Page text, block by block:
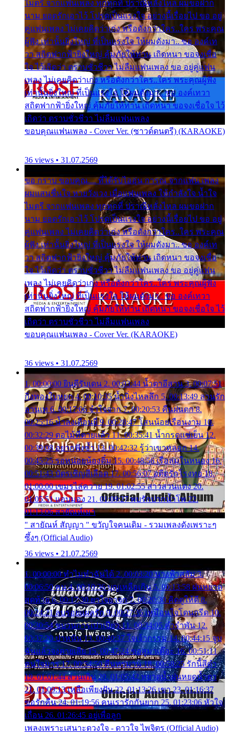
ไมตรี จากแฟนเพลง ทุกทุกที่ ปราณีหลั่งไหล ผมขอฝาก
นาม ยอดรักเอาไว้ โปรดเป็นแรงใจ อย่างนี้เรื่อยไป ขอ อยู่
คู่แฟนเพลง ไม่เคยคิดว่าเก่ง หรือดังกว่าใคร..ใคร พระคุณ
ผู้ฟัง เท่านั้นยิ่งใหญ่ ที่เป็นแรงใจ ให้ผมดังมา.. ขอ องค์เท
วา สถิตฟากฟ้ายิ่งใหญ่ คุ้มภัยให้ท่าน เถิดหนา ขอจงเชื่อ
ใจ ไว้เถิดว่า ตราบชั่วชีวา ไม่ลืมแฟนเพลง ขอ อยู่คู่แฟน
เพลง ไม่เคยคิดว่าเก่ง หรือดังกว่าใคร..ใคร พระคุณผู้ฟัง
เท่านั้นยิ่งใหญ่ ที่เป็นแรงใจ ให้ผมดังมา.. ขอ องค์เทวา
สถิตฟากฟ้ายิ่งใหญ่ คุ้มภัยให้ท่าน เถิดหนา ขอจงเชื่อใจ ไว้
เถิดว่า ตราบชั่วชีวา ไม่ลืมแฟนเพลง
ขอบคุณแฟนเพลง - Cover Ver. (ซาวด์ดนตรี) (KARAOKE)
36 views • 31.07.2569
ขอ กราบ ขอบคุณ.... ที่ได้รับไออุ่น การุณ จากแฟน เพลง
ผมแสนชื่นใจ หายวังเวง เมื่อแฟนเพลง ให้กำลังใจ น้ำใจ
ไมตรี จากแฟนเพลง ทุกทุกที่ ปราณีหลั่งไหล ผมขอฝาก
นาม ยอดรักเอาไว้ โปรดเป็นแรงใจ อย่างนี้เรื่อยไป ขอ อยู่
คู่แฟนเพลง ไม่เคยคิดว่าเก่ง หรือดังกว่าใคร..ใคร พระคุณ
ผู้ฟัง เท่านั้นยิ่งใหญ่ ที่เป็นแรงใจ ให้ผมดังมา.. ขอ องค์เท
วา สถิตฟากฟ้ายิ่งใหญ่ คุ้มภัยให้ท่าน เถิดหนา ขอจงเชื่อ
ใจ ไว้เถิดว่า ตราบชั่วชีวา ไม่ลืมแฟนเพลง ขอ อยู่คู่แฟน
เพลง ไม่เคยคิดว่าเก่ง หรือดังกว่าใคร..ใคร พระคุณผู้ฟัง
เท่านั้นยิ่งใหญ่ ที่เป็นแรงใจ ให้ผมดังมา.. ขอ องค์เทวา
สถิตฟากฟ้ายิ่งใหญ่ คุ้มภัยให้ท่าน เถิดหนา ขอจงเชื่อใจ ไว้
เถิดว่า ตราบชั่วชีวา ไม่ลืมแฟนเพลง
ขอบคุณแฟนเพลง - Cover Ver. (KARAOKE)
36 views • 31.07.2569
1. 00:00:00 ยินดีรับเดน 2. 00:03:44 น้ำตาอีสาน 3. 00:07:51
กิ่งทองใบหยก 4. 00:10:35 น้ำนิ่งไหลลึก 5. 00:13:49 ลานรัก
ลานเท 6. 00:17:06 จำใจจาก 7. 00:20:53 คืนฝนตก 8.
00:25:16 น้ำลงเดือนยี่ 9. 00:28:47 โสนน้อยเรือนงาม 10.
00:32:29 ตอไม้ที่ตายแล้ว 11. 00:35:41 น้ำกรดแช่เย็น 12.
00:39:08 อยากฟังซ้ำ 13. 00:42:32 รู้ว่าเขาหลอก 14.
00:45:25 รอหน่อยน้องติ๋ม 15. 00:48:56 เรือล่มในหนอง 16.
00:51:43 บัตรเชิญสีเลือด 17. 00:56:07 อดีตรักโรงทอ 18.
01:00:00 เขมรไล่ควาย 19. 01:02:55 สาวสวนแตง 20.
01:05:51 แอบมอง 21. 01:09:27 พบรักปากน้ำโพ 22.
01:13:06 สายัณห์เมา
" สายัณห์ สัญญา " ขวัญใจคนเดิม - รวมเพลงดังเพราะๆ
ซึ้งๆ (Official Audio)
36 views • 21.07.2569
1. 00:00:00 ทำไมทำฉันได้ 2. 00:03:20 นางฟ้าสลัม 3.
00:06:50 คน 4. 00:10:36 บุญเหลือเกิน 5. 00:13:58 ฝนหยาด
สุดท้าย 6. 00:17:30 ยาใจยาจก 7. 00:20:30 คิดดูให้ดี 8.
00:24:21 ลบรอยแผลรัก 9. 00:27:35 เหมือนใจโดนกรีด 10.
00:30:54 ขบวนการเปาเปียว 11. 00:34:05 คำรำพัน 12.
00:37:20 ปาหนัน 13. 00:40:37 ใจเจ้ากรรม 14. 00:44:15 จูบ
ฉันแล้วจงตายเสีย 15. 00:47:24 ขอสูมาเต๊อะ 16. 00:51:11
คนใจมาร 17. 00:54:50 คืนทรมาน 18. 00:58:25 รักนี้สีดำ
19. 01:01:44 ส่วนเกิน 20. 01:05:42 หยาดน้ำฝนหยดน้ำตา
21. 01:09:13 เหลือเพียงฝัน 22. 01:13:26 เขา 23. 01:16:37
ขอรักคืน 24. 01:19:56 คนเรารักกันยาก 25. 01:23:06 หัวใจ
เถื่อน 26. 01:26:45 อยู่เพื่อลูก
เพลงเพราะเสนาะดวงใจ - ดาวใจ ไพจิตร (Official Audio)